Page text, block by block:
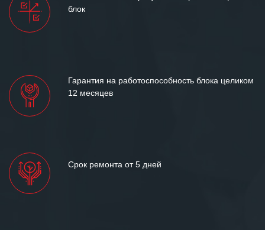
между нашими компаниями открытые
блок
Гарантия на работоспособность блока целиком
12 месяцев
Срок ремонта от 5 дней